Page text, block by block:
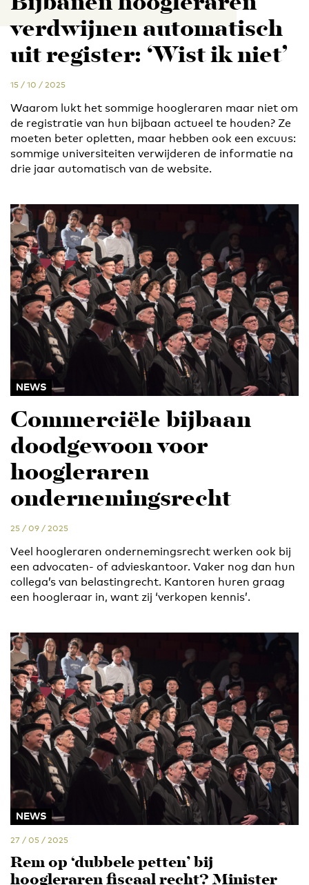
verdwijnen automatisch
uit register: ‘Wist ik niet’
15 / 10 / 2025
Waarom lukt het sommige hoogleraren maar niet om
de registratie van hun bijbaan actueel te houden? Ze
moeten beter opletten, maar hebben ook een excuus:
sommige universiteiten verwijderen de informatie na
drie jaar automatisch van de website.
NEWS
Commerciële bijbaan
doodgewoon voor
hoogleraren
ondernemingsrecht
25 / 09 / 2025
Veel hoogleraren ondernemingsrecht werken ook bij
een advocaten- of advieskantoor. Vaker nog dan hun
collega’s van belastingrecht. Kantoren huren graag
een hoogleraar in, want zij ‘verkopen kennis’.
NEWS
27 / 05 / 2025
Rem op ‘dubbele petten’ bij